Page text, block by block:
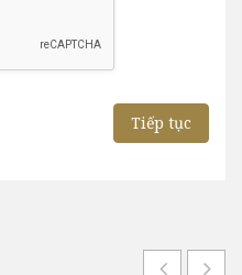
Tiếp tục